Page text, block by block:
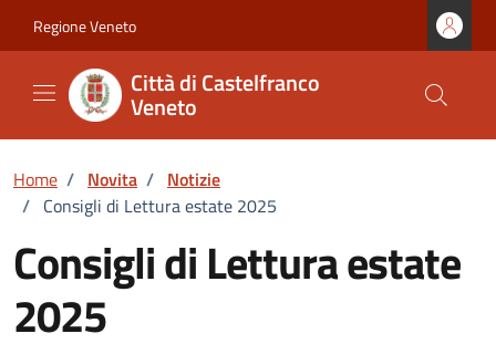
Regione Veneto
Città di Castelfranco
Veneto
Home / Novita / Notizie
/ Consigli di Lettura estate 2025
Consigli di Lettura estate
2025